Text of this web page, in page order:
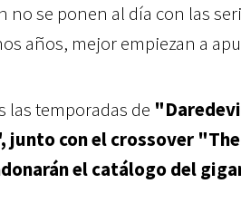
no se ponen al día con las
años, mejor empiezan a
las temporadas de
junto con el crossover
el catálogo del